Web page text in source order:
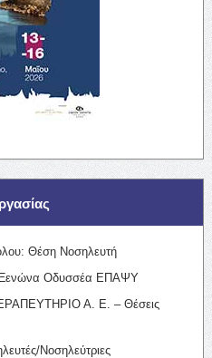
Θέση Νοσηλευτή
Ξενώνα Οδυσσέα ΕΠΑΨΥ
Α. Ε. – Θέσεις
Νοσηλεύτριες